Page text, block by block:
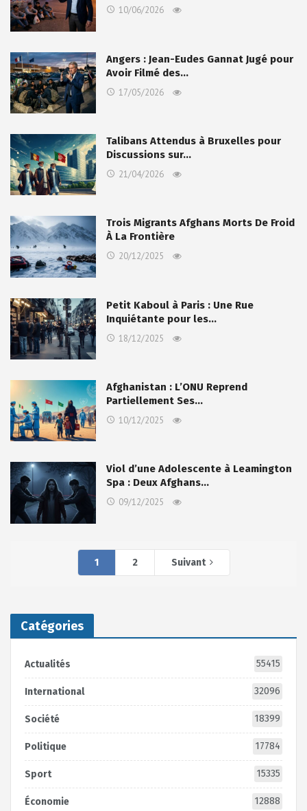
10/06/2026
Angers : Jean-Eudes Gannat Jugé pour
Avoir Filmé des…
17/05/2026
Talibans Attendus à Bruxelles pour
Discussions sur…
21/04/2026
Trois Migrants Afghans Morts De Froid
À La Frontière
20/12/2025
Petit Kaboul à Paris : Une Rue
Inquiétante pour les…
18/12/2025
Afghanistan : L’ONU Reprend
Partiellement Ses…
10/12/2025
Viol d’une Adolescente à Leamington
Spa : Deux Afghans…
09/12/2025
1 2 Suivant
Catégories
Actualités 55415
International 32096
Société 18399
Politique 17784
Sport 15335
Économie 12888